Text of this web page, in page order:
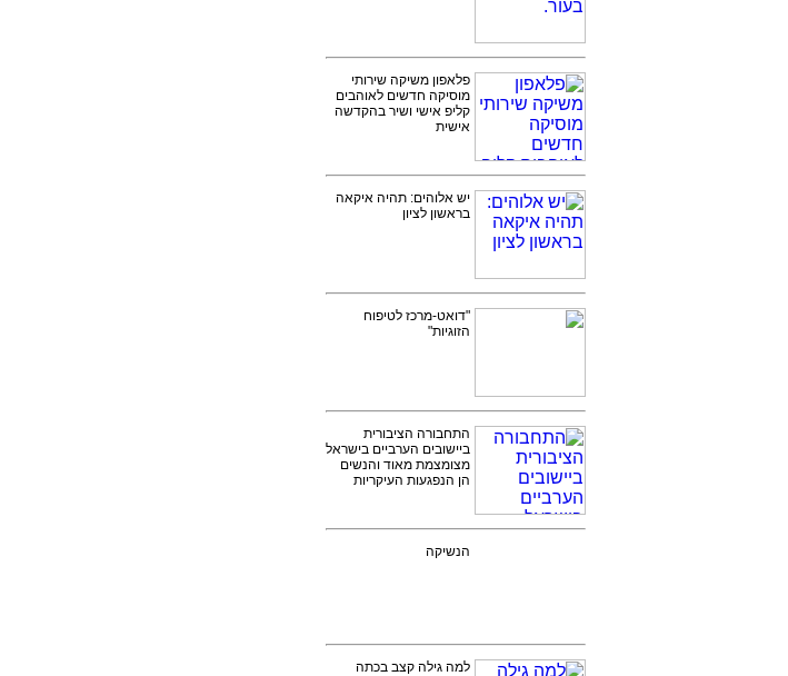
פלאפון משיקה שירותי
מוסיקה חדשים לאוהבים
קליפ אישי ושיר בהקדשה
אישית
יש אלוהים: תהיה איקאה
בראשון לציון
"דואט-מרכז לטיפוח
הזוגיות"
התחבורה הציבורית
ביישובים הערביים בישראל
מצומצמת מאוד והנשים
הן הנפגעות העיקריות
הנשיקה
למה גילה קצב בכתה